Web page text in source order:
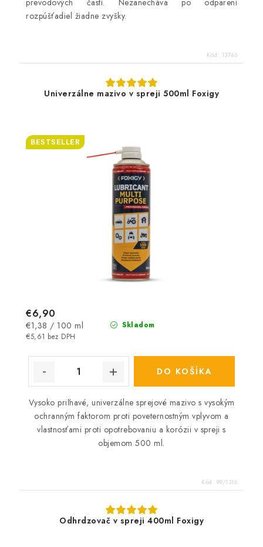
rozpúšťadiel žiadne zvyšky.
Kód: 13746
Univerzálne mazivo v spreji 500ml Foxigy
BESTSELLER
Skladom
€5,61 bez DPH
€6,90
Jednotková
cena:
€1,38 / 100 ml
DO KOŠÍKA
Vysoko priľnavé, univerzálne sprejové mazivo s vysokým
ochranným faktorom proti poveternostným vplyvom a
vlastnosťami proti opotrebovaniu a korózii v spreji s
objemom 500 ml.
Kód: 99/1316
Odhrdzovač v spreji 400ml Foxigy